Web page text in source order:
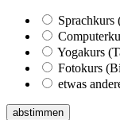
Sprachkurs
Yogakurs
Fotokurs
etwas
abstimmen